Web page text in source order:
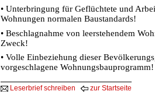
• Unterbringung für Geflüchtete und
Wohnungen normalen Baustandards!
• Beschlagnahme von leerstehendem
Zweck!
• Volle Einbeziehung dieser
vorgeschlagene Wohnungsbauprogramm!
Leserbrief schreiben zur Startseite